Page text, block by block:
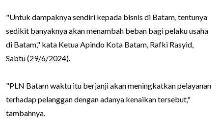
"Untuk dampaknya sendiri kepada bisnis di Batam, tentunya
sedikit banyaknya akan menambah beban bagi pelaku usaha
di Batam," kata Ketua Apindo Kota Batam, Rafki Rasyid,
Sabtu (29/6/2024).
"PLN Batam waktu itu berjanji akan meningkatkan pelayanan
terhadap pelanggan dengan adanya kenaikan tersebut,"
tambahnya.